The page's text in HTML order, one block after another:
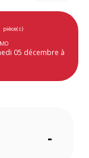
pièce(s)
05 décembre à
-